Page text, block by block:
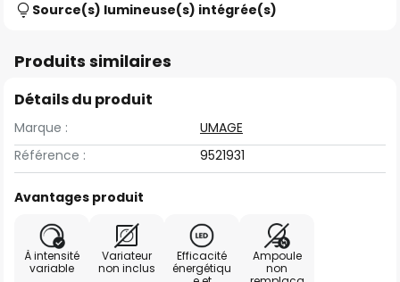
Source(s) lumineuse(s) intégrée(s)
Produits similaires
Détails du produit
Marque :
UMAGE
Référence :
9521931
Avantages produit
À intensité
variable
Variateur
non inclus
Efficacité
énergétiqu
Ampoule
non